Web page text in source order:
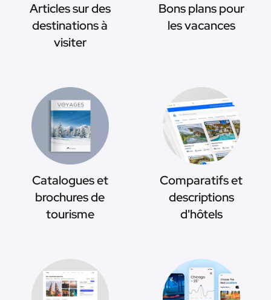
Articles sur des
destinations à
visiter
Bons plans pour
les vacances
Catalogues et
brochures de
tourisme
Comparatifs et
descriptions
d'hôtels